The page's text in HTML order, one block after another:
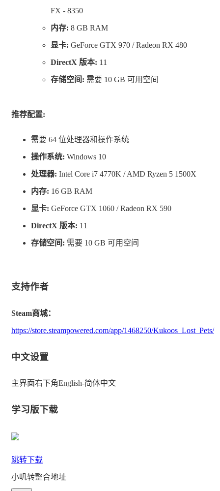
• 丰富多彩的探索场景。发掘广阔、多彩的世界，每个世
界都有专属的生物群落、隐藏秘密、危险的居民和场景奇
观。
• 充满魅力的游戏角色。当玩家穿越库酷族世界时，会遇
到一群迷人的、令人难忘的角色，游戏拥有精美的电影画
面和每个角色都有独特配音，让人沉浸式感受剧情发展。
• 乐趣不停歇。通过在每个世界收集足够的硬币来解锁额
FX - 8350
内存: 8 GB RAM
显卡: GeForce GTX 970 / Radeon RX 480
DirectX 版本: 11
存储空间: 需要 10 GB 可用空间
推荐配置:
需要 64 位处理器和操作系统
操作系统: Windows 10
处理器: Intel Core i7 4770K / AMD Ryzen 5 1500X
内存: 16 GB RAM
显卡: GeForce GTX 1060 / Radeon RX 590
DirectX 版本: 11
存储空间: 需要 10 GB 可用空间
支持作者
Steam商城：
https://store.steampowered.com/app/1468250/Kukoos_Lost_Pets/
中文设置
主界面右下角English-简体中文
学习版下载
跳转下载
小叽转整合地址